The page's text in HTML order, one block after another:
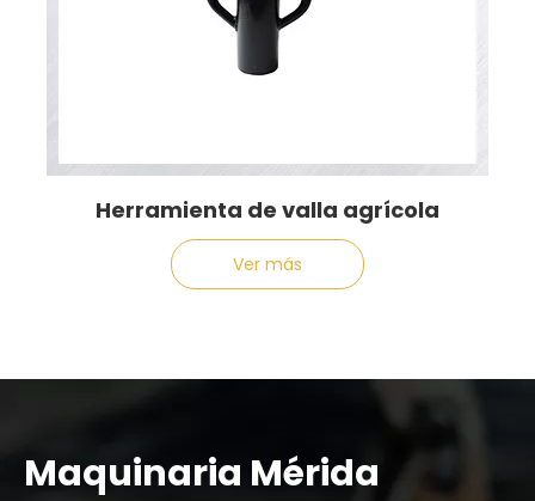
Herramienta de valla agrícola
Ver más
Maquinaria Mérida